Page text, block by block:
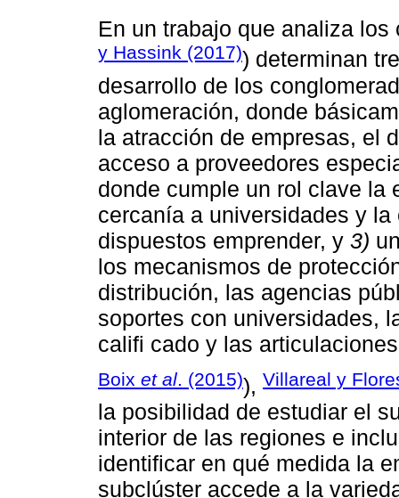
En un trabajo que analiza
y Hassink (2017)) determinan
desarrollo de los
aglomeración, donde
la atracción de empresas, el
acceso a proveedores
donde cumple un rol clave la
cercanía a universidades y
dispuestos emprender, y 3)
los mecanismos de
distribución, las agencias
soportes con universidades,
califi cado y las
Boix et al. (2015)), Villareal y
la posibilidad de estudiar el
interior de las regiones e
identificar en qué medida la
subclúster accede a la